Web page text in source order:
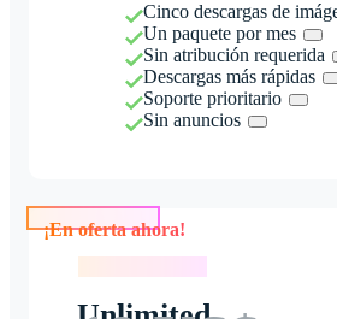
Cinco descargas de
Un paquete por mes
Sin atribución requerida
Descargas más rápidas
Soporte prioritario
Sin anuncios